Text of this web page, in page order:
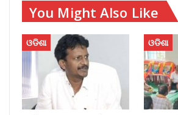
You Might Also Like
ଓଡିଶା ଓଡିଶା